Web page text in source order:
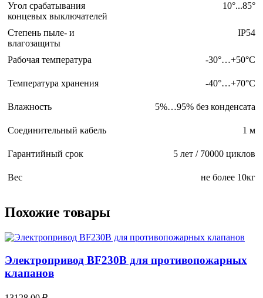
Угол срабатывания
концевых выключателей
10°...85°
Степень пыле- и
влагозащиты
IP54
Рабочая температура -30°…+50°С
Температура хранения -40°…+70°С
Влажность 5%…95% без конденсата
Соединительный кабель 1 м
Гарантийный срок 5 лет / 70000 циклов
Вес не более 10кг
Похожие товары
Электропривод BF230B для противопожарных
клапанов